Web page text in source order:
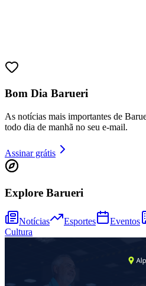
Fortaleza
Bom Dia Barueri
As notícias mais importantes de
todo dia de manhã no seu e-mail.
Assinar grátis
Explore Barueri
Notícias Esportes Eventos
Cultura